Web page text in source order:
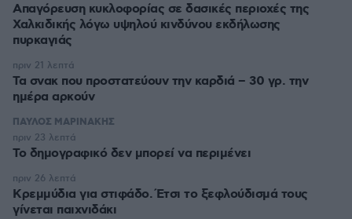
Απαγόρευση κυκλοφορίας σε δασικές περιοχές της
Χαλκιδικής λόγω υψηλού κινδύνου εκδήλωσης
πυρκαγιάς
Τα σνακ που προστατεύουν την καρδιά – 30 γρ. την
ημέρα αρκούν
πριν 21 λεπτά
ΠΑΥΛΟΣ ΜΑΡΙΝΑΚΗΣ
Το δημογραφικό δεν μπορεί να περιμένει
πριν 23 λεπτά
Κρεμμύδια για στιφάδο. Έτσι το ξεφλούδισμά τους
γίνεται παιχνιδάκι
πριν 26 λεπτά